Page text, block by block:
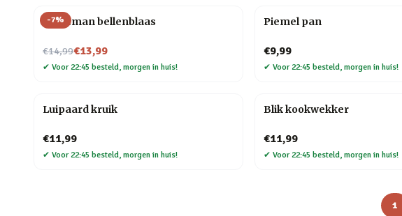
-7%
Kerstman bellenblaas
€14,99
Nu voor€13,99
✔ Voor 22:45 besteld, morgen in huis!
Piemel pan
€9,99
✔ Voor 22:45 besteld, morgen in huis!
Luipaard kruik
€11,99
✔ Voor 22:45 besteld, morgen in huis!
Blik kookwekker
€11,99
✔ Voor 22:45 besteld, morgen in huis!
1